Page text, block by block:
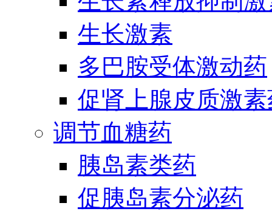
生长激素
多巴胺受体激动药
促肾上腺皮质激
调节血糖药
胰岛素类药
促胰岛素分泌药